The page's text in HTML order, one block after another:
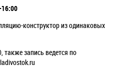
конструктор из одинаковых
также запись ведется по